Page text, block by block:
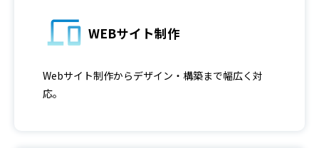
WEBサイト制作
Webサイト制作からデザイン・構築まで幅広く対
応。